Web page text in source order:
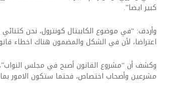
كبير ايضا”.
وأردف: “في موضوع الكابيتال كونترول، نحن
اعتراضا، لأن في الشكل والمضمون هناك اخطاء
وكشف أن “مشروع القانون أصبح في مجلس
مشرعين وأصحاب اختصاص، فحتما ستكون الامور